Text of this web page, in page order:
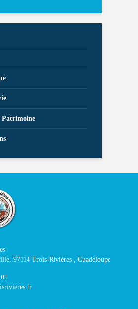
97114 Trois-Rivières , Guadeloupe